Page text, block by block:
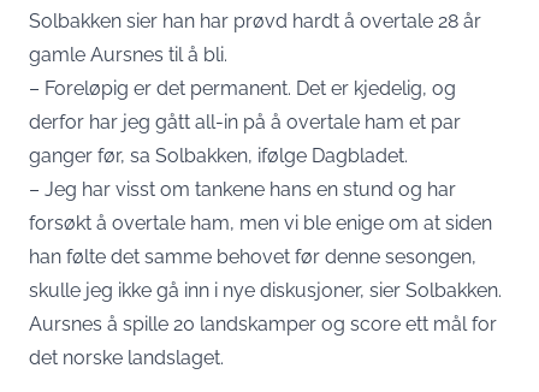
Solbakken sier han har prøvd hardt å overtale 28 år
gamle Aursnes til å bli.
– Foreløpig er det permanent. Det er kjedelig, og
derfor har jeg gått all-in på å overtale ham et par
ganger før, sa Solbakken, ifølge Dagbladet.
– Jeg har visst om tankene hans en stund og har
forsøkt å overtale ham, men vi ble enige om at siden
han følte det samme behovet før denne sesongen,
skulle jeg ikke gå inn i nye diskusjoner, sier Solbakken.
Aursnes å spille 20 landskamper og score ett mål for
det norske landslaget.